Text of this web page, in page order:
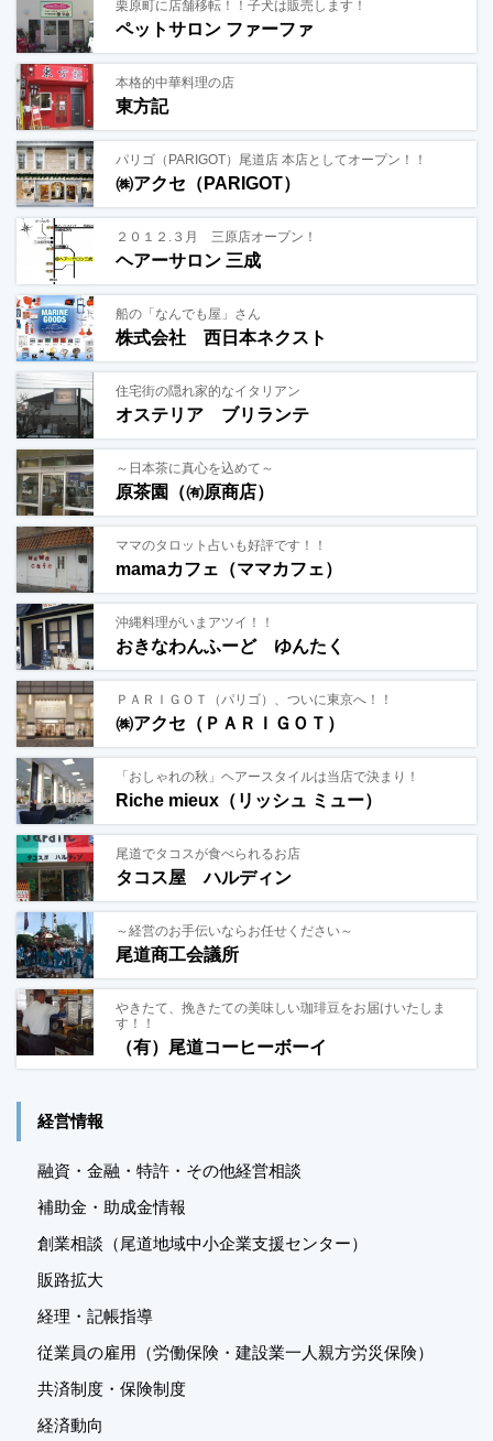
栗原町に店舗移転！！子犬は販売します！
ペットサロン ファーファ
本格的中華料理の店
東方記
パリゴ（PARIGOT）尾道店 本店としてオープン！！
㈱アクセ（PARIGOT）
２０１２.３月 三原店オープン！
ヘアーサロン 三成
船の「なんでも屋」さん
株式会社 西日本ネクスト
住宅街の隠れ家的なイタリアン
オステリア ブリランテ
～日本茶に真心を込めて～
原茶園（㈲原商店）
ママのタロット占いも好評です！！
mamaカフェ（ママカフェ）
沖縄料理がいまアツイ！！
おきなわんふーど ゆんたく
ＰＡＲＩＧＯＴ（パリゴ）、ついに東京へ！！
㈱アクセ（ＰＡＲＩＧＯＴ）
「おしゃれの秋」ヘアースタイルは当店で決まり！
Riche mieux（リッシュ ミュー）
尾道でタコスが食べられるお店
タコス屋 ハルディン
～経営のお手伝いならお任せください～
尾道商工会議所
やきたて、挽きたての美味しい珈琲豆をお届けいたしま
す！！
（有）尾道コーヒーボーイ
経営情報
融資・金融・特許・その他経営相談
補助金・助成金情報
創業相談（尾道地域中小企業支援センター）
販路拡大
経理・記帳指導
従業員の雇用（労働保険・建設業一人親方労災保険）
共済制度・保険制度
経済動向